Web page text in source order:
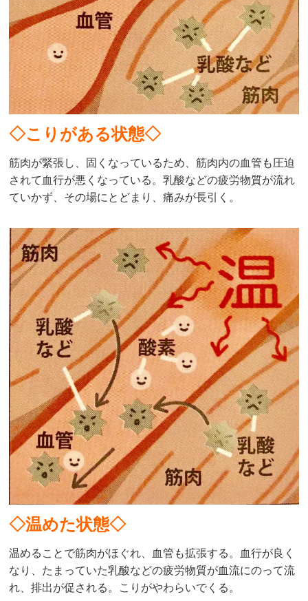
◇こりがある状態◇
筋肉が緊張し、固くなっているため、筋肉内の血管も圧迫
されて血行が悪くなっている。乳酸などの疲労物質が流れ
ていかず、その場にとどまり、痛みが長引く。
◇温めた状態◇
温めることで筋肉がほぐれ、血管も拡張する。血行が良く
なり、たまっていた乳酸などの疲労物質が血流にのって流
れ、排出が促される。こりがやわらいでくる。